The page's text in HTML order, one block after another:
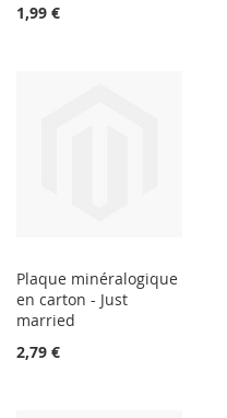
1,99 €
Plaque minéralogique
en carton - Just
married
2,79 €